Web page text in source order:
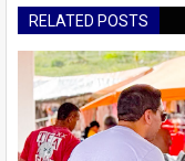
RELATED POSTS